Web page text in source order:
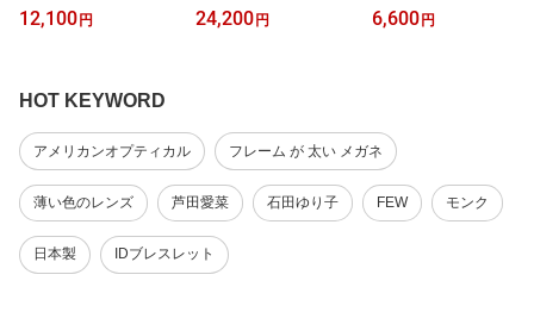
ルス サングラス メガネ
眼鏡 FS-002 BLACK ブ
12,100 円
ルス サングラス メガネ
眼鏡 FS-001 BLACK ブ
24,200 円
ルス サングラス メガネ
眼鏡 LENNY レニー BEI
6,600 円
HOT KEYWORD
アメリカンオプティカル フレーム が 太い メガネ
薄い色のレンズ 芦田愛菜 石田ゆり子 FEW モンク
日本製 IDブレスレット